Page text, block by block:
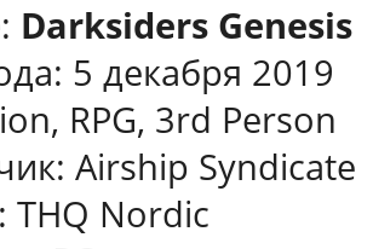
Darksiders Genesis
5 декабря 2019
RPG, 3rd Person
Airship Syndicate
THQ Nordic